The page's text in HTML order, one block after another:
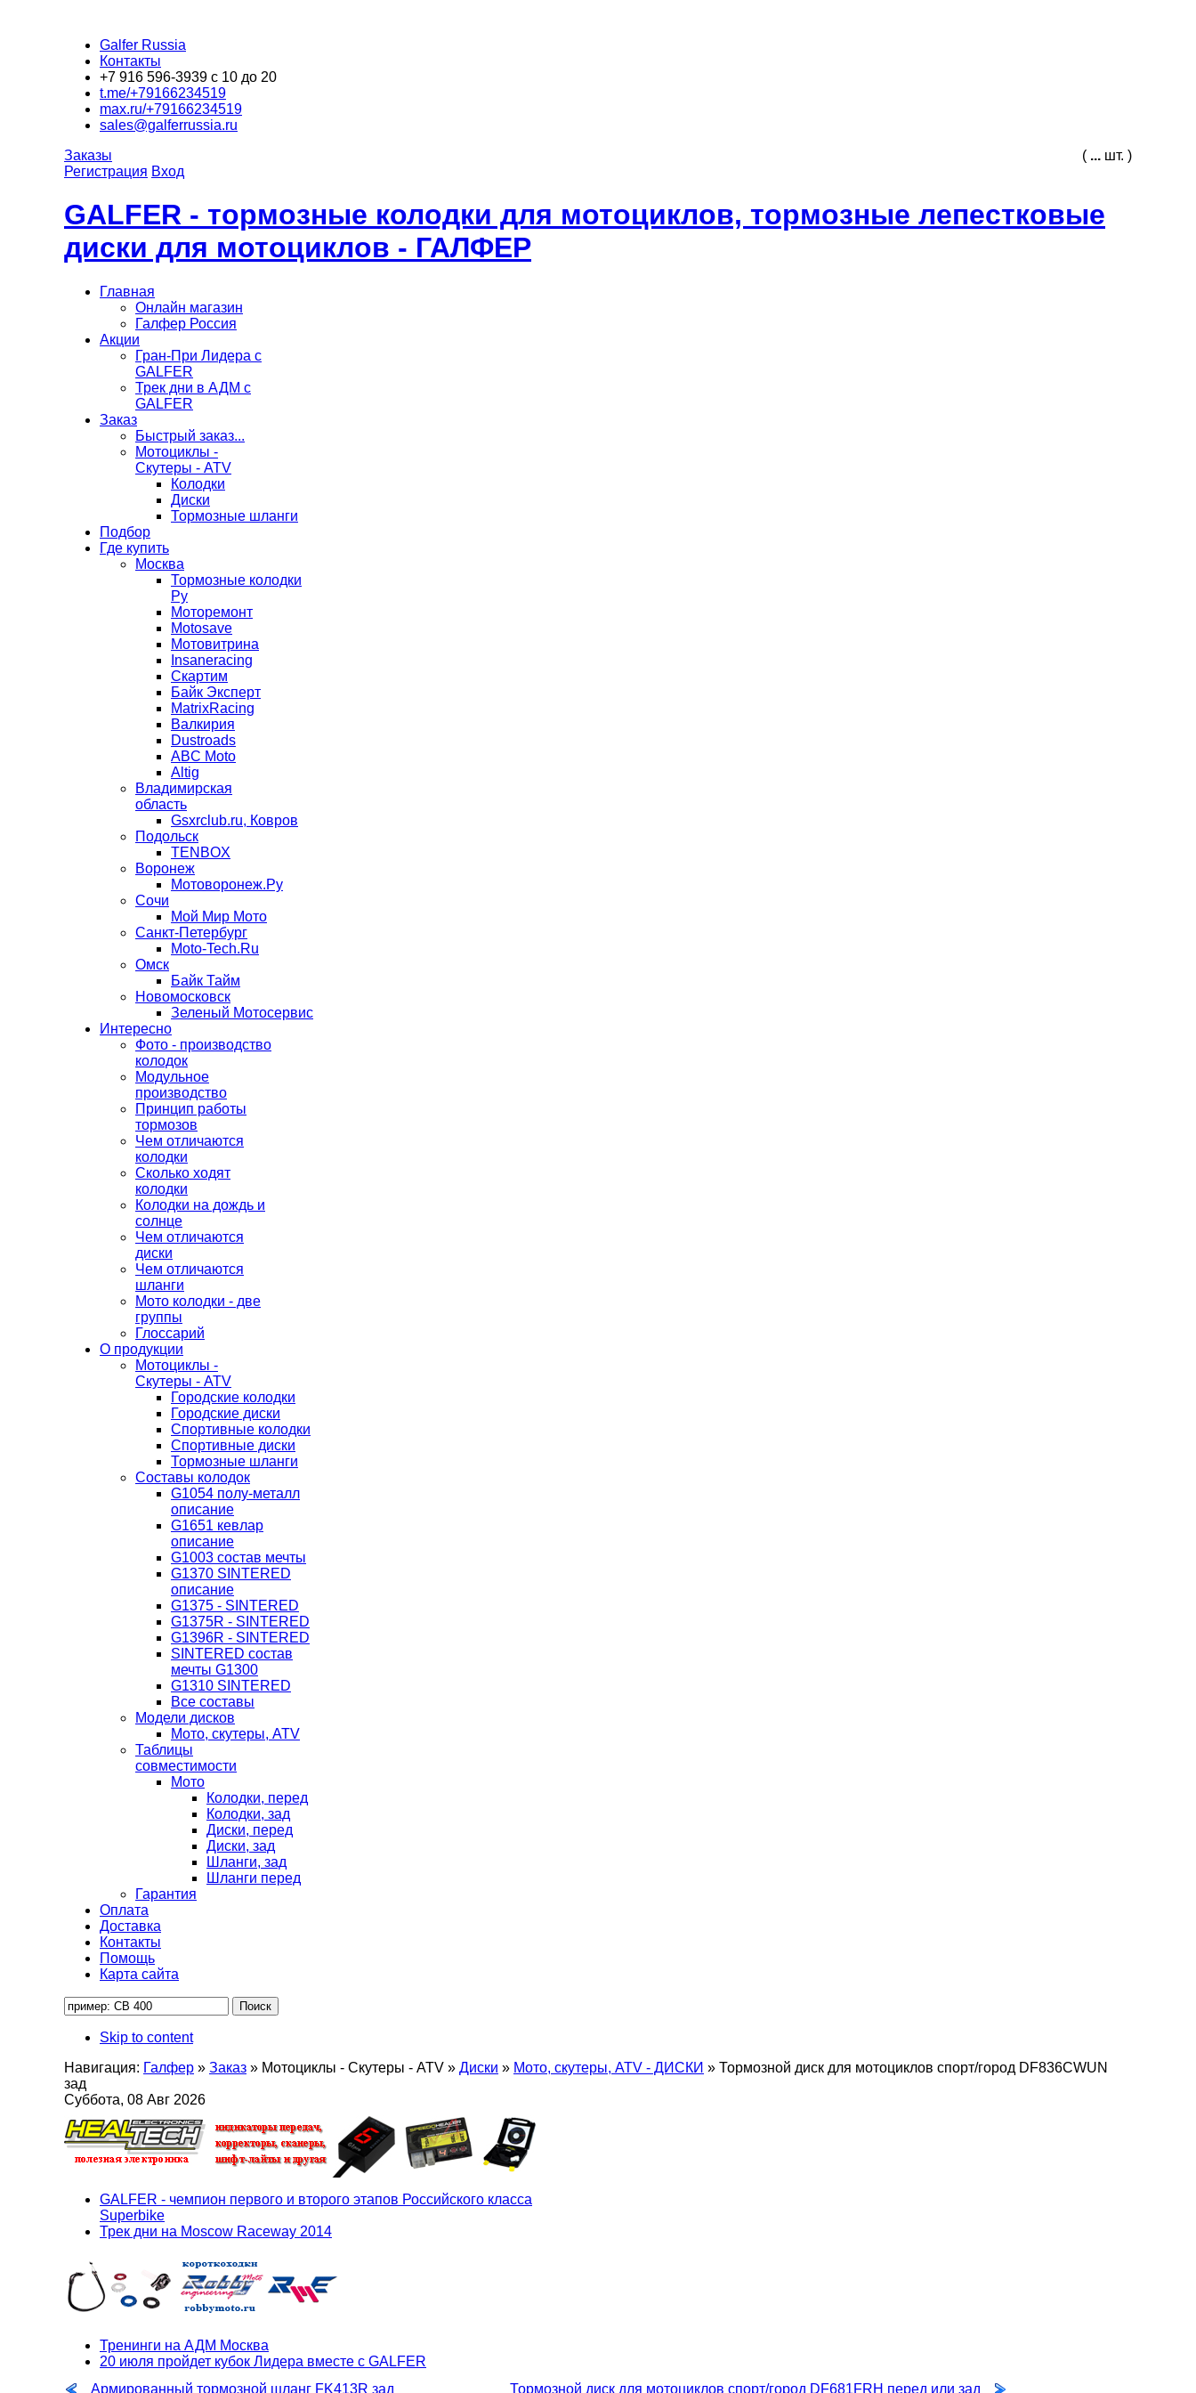
Galfer Russia
Контакты
+7 916 596-3939 с 10 до 20
t.me/+79166234519
max.ru/+79166234519
sales@galferrussia.ru
( ... шт. )
Заказы
Регистрация Вход
GALFER - тормозные колодки для мотоциклов, тормозные лепестковые
диски для мотоциклов - ГАЛФЕР
Главная
Онлайн магазин
Галфер Россия
Акции
Гран-При Лидера c
GALFER
Трек дни в АДМ с
GALFER
Заказ
Быстрый заказ...
Мотоциклы -
Скутеры - ATV
Колодки
Диски
Тормозные шланги
Подбор
Где купить
Москва
Тормозные колодки
Ру
Моторемонт
Motosave
Мотовитрина
Insaneracing
Скартим
Байк Эксперт
MatrixRacing
Валкирия
Dustroads
ABC Moto
Altig
Владимирская
область
Gsxrclub.ru, Ковров
Подольск
TENBOX
Воронеж
Мотоворонеж.Ру
Сочи
Мой Мир Мото
Санкт-Петербург
Moto-Tech.Ru
Омск
Байк Тайм
Новомосковск
Зеленый Мотосервис
Интересно
Фото - производство
колодок
Модульное
производство
Принцип работы
тормозов
Чем отличаются
колодки
Сколько ходят
колодки
Колодки на дождь и
солнце
Чем отличаются
диски
Чем отличаются
шланги
Мото колодки - две
группы
Глоссарий
О продукции
Мотоциклы -
Скутеры - ATV
Городские колодки
Городские диски
Спортивные колодки
Спортивные диски
Тормозные шланги
Составы колодок
G1054 полу-металл
описание
G1651 кевлар
описание
G1003 состав мечты
G1370 SINTERED
описание
G1375 - SINTERED
G1375R - SINTERED
G1396R - SINTERED
SINTERED состав
мечты G1300
G1310 SINTERED
Все составы
Модели дисков
Мото, скутеры, ATV
Таблицы
совместимости
Мото
Колодки, перед
Колодки, зад
Диски, перед
Диски, зад
Шланги, зад
Шланги перед
Гарантия
Оплата
Доставка
Контакты
Помощь
Карта сайта
Skip to content
Навигация: Галфер » Заказ » Мотоциклы - Скутеры - ATV » Диски » Мото, скутеры, ATV - ДИСКИ » Тормозной диск для мотоциклов спорт/город DF836CWUN
зад
Суббота, 08 Авг 2026
GALFER - чемпион первого и второго этапов Российского класса
Superbike
Трек дни на Moscow Raceway 2014
Тренинги на АДМ Москва
20 июля пройдет кубок Лидера вместе с GALFER
Армированный тормозной шланг FK413R зад
Тормозной диск для мотоциклов спорт/город DF681FRH перед или зад